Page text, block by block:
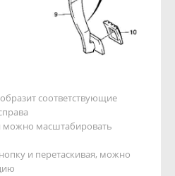
соответствующие
масштабировать
и перетаскивая, можно